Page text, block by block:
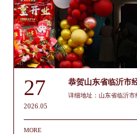
27
2026.05
恭贺山东省临沂市
详细地址：山东省临沂
MORE